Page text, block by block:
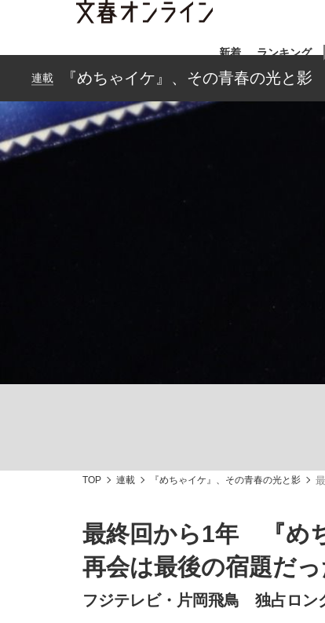
新着 ランキング
「90%は失敗する。でも…」本田圭
おすす
連載 『めちゃイケ』、その青春の光と影
TOP 連載 『めちゃイケ』、その青春の光と影
最終回から1年 『め
再会は最後の宿題だ
フジテレビ・片岡飛鳥 独占ロン